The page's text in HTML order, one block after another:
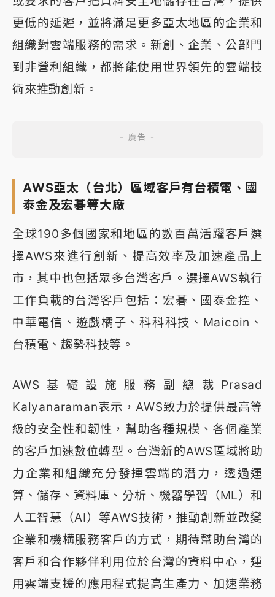
更低的延遲，並將滿足更多亞太地區的企業和
組織對雲端服務的需求。新創、企業、公部門
到非營利組織，都將能使用世界領先的雲端技
術來推動創新。
AWS亞太（台北）區域客戶有台積電、國
泰金及宏碁等大廠
全球190多個國家和地區的數百萬活躍客戶選
擇AWS來進行創新、提高效率及加速產品上
市，其中也包括眾多台灣客戶。選擇AWS執行
工作負載的台灣客戶包括：宏碁、國泰金控、
中華電信、遊戲橘子、科科科技、Maicoin、
台積電、趨勢科技等。
AWS基礎設施服務副總裁Prasad
Kalyanaraman表示，AWS致力於提供最高等
級的安全性和韌性，幫助各種規模、各個產業
的客戶加速數位轉型。台灣新的AWS區域將助
力企業和組織充分發揮雲端的潛力，透過運
算、儲存、資料庫、分析、機器學習（ML）和
人工智慧（AI）等AWS技術，推動創新並改變
企業和機構服務客戶的方式，期待幫助台灣的
客戶和合作夥伴利用位於台灣的資料中心，運
用雲端支援的應用程式提高生產力、加速業務